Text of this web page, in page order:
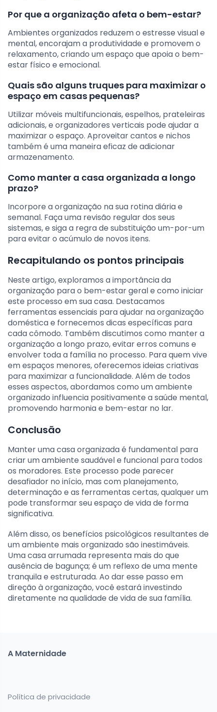
Por que a organização afeta o bem-estar?
Ambientes organizados reduzem o estresse visual e
mental, encorajam a produtividade e promovem o
relaxamento, criando um espaço que apoia o bem-
estar físico e emocional.
Quais são alguns truques para maximizar o
espaço em casas pequenas?
Utilizar móveis multifuncionais, espelhos, prateleiras
adicionais, e organizadores verticais pode ajudar a
maximizar o espaço. Aproveitar cantos e nichos
também é uma maneira eficaz de adicionar
armazenamento.
Como manter a casa organizada a longo
prazo?
Incorpore a organização na sua rotina diária e
semanal. Faça uma revisão regular dos seus
sistemas, e siga a regra de substituição um-por-um
para evitar o acúmulo de novos itens.
Recapitulando os pontos principais
Neste artigo, exploramos a importância da
organização para o bem-estar geral e como iniciar
este processo em sua casa. Destacamos
ferramentas essenciais para ajudar na organização
doméstica e fornecemos dicas específicas para
cada cômodo. Também discutimos como manter a
organização a longo prazo, evitar erros comuns e
envolver toda a família no processo. Para quem vive
em espaços menores, oferecemos ideias criativas
para maximizar a funcionalidade. Além de todos
esses aspectos, abordamos como um ambiente
organizado influencia positivamente a saúde mental,
promovendo harmonia e bem-estar no lar.
Conclusão
Manter uma casa organizada é fundamental para
criar um ambiente saudável e funcional para todos
os moradores. Este processo pode parecer
desafiador no início, mas com planejamento,
determinação e as ferramentas certas, qualquer um
pode transformar seu espaço de vida de forma
significativa.
Além disso, os benefícios psicológicos resultantes de
um ambiente mais organizado são inestimáveis.
Uma casa arrumada representa mais do que
ausência de bagunça; é um reflexo de uma mente
tranquila e estruturada. Ao dar esse passo em
direção à organização, você estará investindo
diretamente na qualidade de vida de sua família.
A Maternidade
Política de privacidade